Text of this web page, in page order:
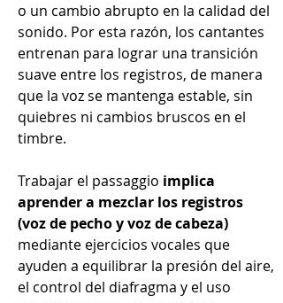
o un cambio abrupto en la calidad del
sonido. Por esta razón, los cantantes
entrenan para lograr una transición
suave entre los registros, de manera
que la voz se mantenga estable, sin
quiebres ni cambios bruscos en el
timbre.
Trabajar el passaggio implica
aprender a mezclar los registros
(voz de pecho y voz de cabeza)
mediante ejercicios vocales que
ayuden a equilibrar la presión del aire,
el control del diafragma y el uso